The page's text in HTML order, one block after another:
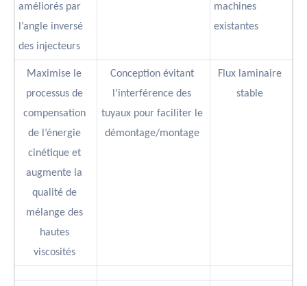
améliorés par
l’angle inversé
des injecteurs
machines
existantes
Maximise le
processus de
compensation
de l’énergie
cinétique et
augmente la
qualité de
mélange des
hautes
viscosités
Conception évitant
l’interférence des
tuyaux pour faciliter le
démontage/montage
Flux laminaire
stable